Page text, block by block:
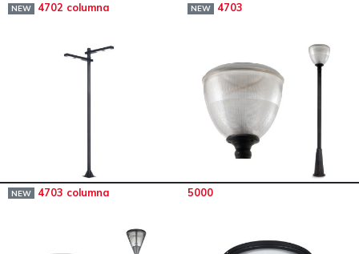
NEW 4702 columna NEW 4703
NEW 4703 columna 5000